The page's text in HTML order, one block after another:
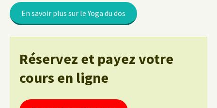
En savoir plus sur le Yoga du dos
Réservez et payez votre
cours en ligne